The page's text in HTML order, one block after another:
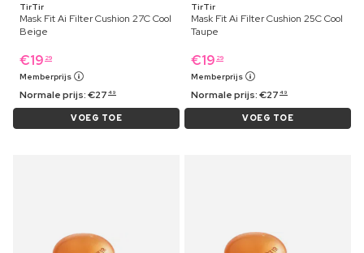
TirTir
Mask Fit Ai Filter Cushion 27C Cool
Beige
€19 29
Memberprijs
Normale prijs:€27 49
VOEG TOE
TirTir
Mask Fit Ai Filter Cushion 25C Cool
Taupe
€19 29
Memberprijs
Normale prijs:€27 49
VOEG TOE